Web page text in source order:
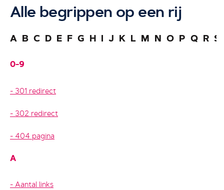
Alle begrippen op een rij
A B C D E F G H I J K L M N O P Q R S
0-9
301 redirect
302 redirect
404 pagina
A
Aantal links